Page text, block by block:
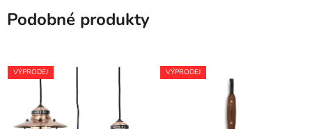
Podobné produkty
VÝPRODEJ VÝPRODEJ